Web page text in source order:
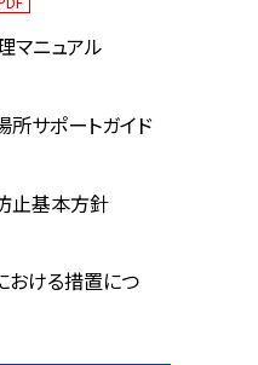
マニュアル
サポートガイド
止基本方針
ける措置につ